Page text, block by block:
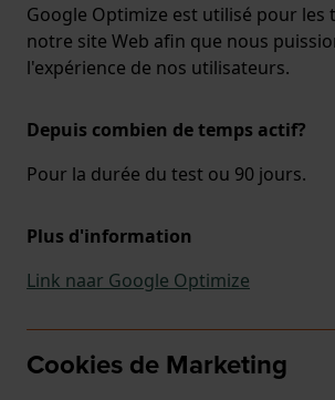
Google Optimize est utilisé pour les
notre site Web afin que nous
l'expérience de nos utilisateurs.
Depuis combien de temps actif?
Pour la durée du test ou 90 jours.
Plus d'information
Link naar Google Optimize
Cookies de Marketing